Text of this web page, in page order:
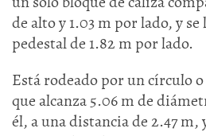
de alto y 1.03 m por lado, y
pedestal de 1.82 m por lado.
Está rodeado por un círculo
que alcanza 5.06 m de
él, a una distancia de 2.47 m,